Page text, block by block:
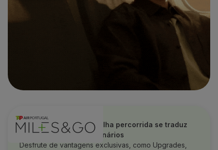
TAP Miles&Go
Descubra como cada milha percorrida se traduz
em benefícios extraordinários
Desfrute de vantagens exclusivas, como Upgrades,